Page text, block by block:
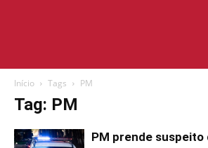
Início Tags PM
Tag: PM
PM prende